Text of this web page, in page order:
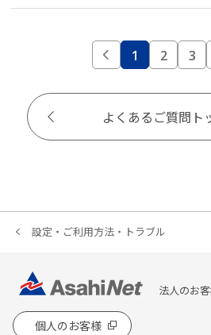
設定・ご利用方法・トラブル
1 2 3
よくあるご質問ト
法人のお
個人のお客様